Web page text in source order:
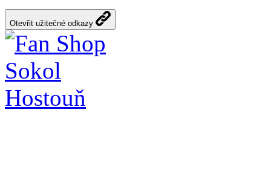
Otevřit užitečné odkazy